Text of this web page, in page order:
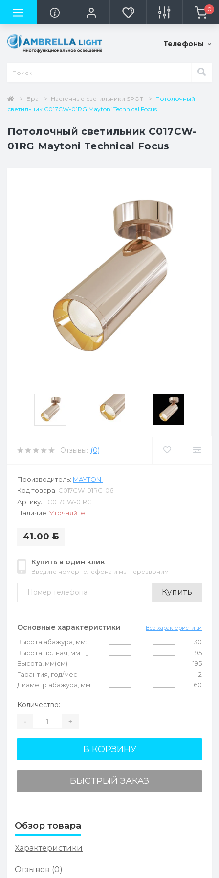
0
Телефоны
Бра Настенные светильники SPOT
Потолочный
светильник C017CW-01RG Maytoni Technical Focus
Потолочный светильник C017CW-
01RG Maytoni Technical Focus
Отзывы: (0)
Производитель: MAYTONI
Код товара: C017CW-01RG-06
Артикул: C017CW-01RG
Наличие: Уточняйте
41.00Б
Купить в один клик
Введите номер телефона и мы перезвоним
Купить
Основные характеристики Все характеристики
Высота абажура, мм:
130
Высота полная, мм:
195
Высота, мм(см):
195
Гарантия, год/мес:
2
Диаметр абажура, мм:
60
Количество:
- +
В КОРЗИНУ
БЫСТРЫЙ ЗАКАЗ
Обзор товара
Характеристики
Отзывов (0)